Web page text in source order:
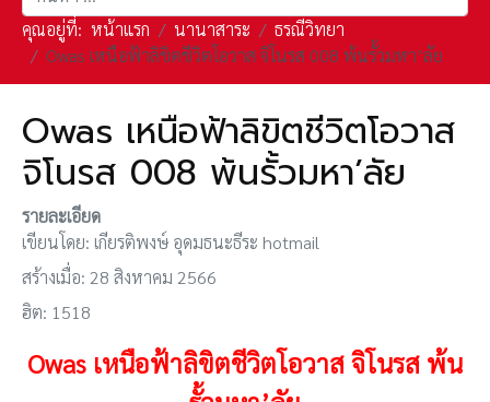
คุณอยู่ที่: หน้าแรก นานาสาระ
ธรณีวิทยา
Owas เหนือฟ้าลิขิตชีวิตโอวาส จิโนรส 008 พ้นรั้วมหา’ลัย
Owas เหนือฟ้าลิขิตชีวิตโอวาส
จิโนรส 008 พ้นรั้วมหา’ลัย
รายละเอียด
เขียนโดย: เกียรติพงษ์ อุดมธนะธีระ hotmail
สร้างเมื่อ: 28 สิงหาคม 2566
ฮิต: 1518
Owas เหนือฟ้าลิขิตชีวิตโอวาส จิโนรส พ้น